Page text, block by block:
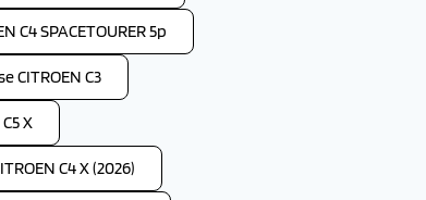
C4 SPACETOURER 5p
CITROEN C3
X
C4 X (2026)